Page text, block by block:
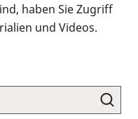
haben Sie Zugriff
und Videos.